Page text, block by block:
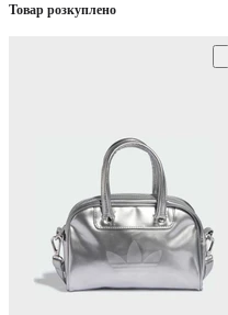
Товар розкуплено